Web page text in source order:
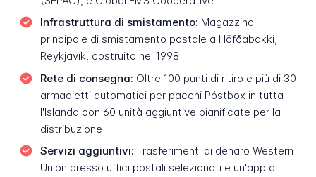
Infrastruttura di smistamento: Magazzino
principale di smistamento postale a Höfðabakki,
Reykjavík, costruito nel 1998
Rete di consegna: Oltre 100 punti di ritiro e più di 30
armadietti automatici per pacchi Póstbox in tutta
l'Islanda con 60 unità aggiuntive pianificate per la
distribuzione
Servizi aggiuntivi: Trasferimenti di denaro Western
Union presso uffici postali selezionati e un'app di